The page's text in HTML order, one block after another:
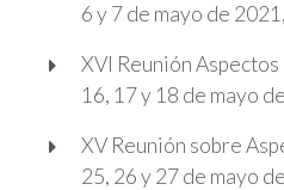
6 y 7 de mayo de
XVI Reunión
16, 17 y 18 de mayo
XV Reunión sobre
25, 26 y 27 de mayo